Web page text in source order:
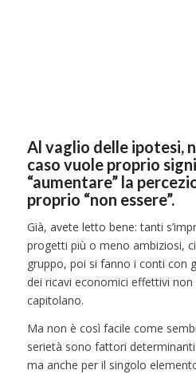
Al vaglio delle ipotesi,
caso vuole proprio
“aumentare” la
proprio “non essere”.
Già, avete letto bene: tanti
progetti più o meno ambiziosi,
gruppo, poi si fanno i conti con
dei ricavi economici effettivi
capitolano.
Ma non è così facile come
serietà sono fattori
ma anche per il singolo